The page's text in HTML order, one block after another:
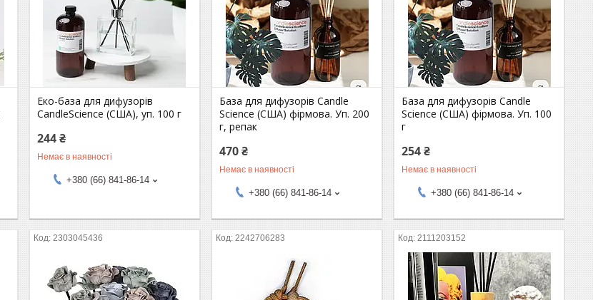
Еко-база для дифузорів
CandleScience (США), уп. 100 г
244 ₴
Немає в наявності
+380 (66) 841-86-14
База для дифузорів Candle
Science (США) фірмова. Уп. 200
г, репак
470 ₴
Немає в наявності
+380 (66) 841-86-14
База для дифузорів Candle
Science (США) фірмова. Уп. 100
г
254 ₴
Немає в наявності
+380 (66) 841-86-14
2303045436 2242706283 2111203152